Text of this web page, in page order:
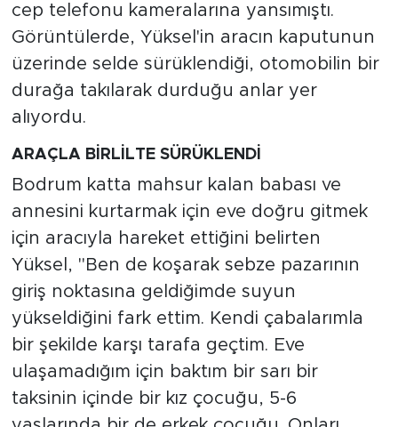
cep telefonu kameralarına yansımıştı.
Görüntülerde, Yüksel'in aracın kaputunun
üzerinde selde sürüklendiği, otomobilin bir
durağa takılarak durduğu anlar yer
alıyordu.
ARAÇLA BİRLİLTE SÜRÜKLENDİ
Bodrum katta mahsur kalan babası ve
annesini kurtarmak için eve doğru gitmek
için aracıyla hareket ettiğini belirten
Yüksel, "Ben de koşarak sebze pazarının
giriş noktasına geldiğimde suyun
yükseldiğini fark ettim. Kendi çabalarımla
bir şekilde karşı tarafa geçtim. Eve
ulaşamadığım için baktım bir sarı bir
taksinin içinde bir kız çocuğu, 5-6